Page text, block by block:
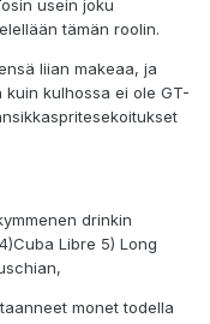
usein joku
tämän roolin.
liian makeaa, ja
kuin kulhossa ei ole GT-
drinkin
Libre 5) Long
monet todella